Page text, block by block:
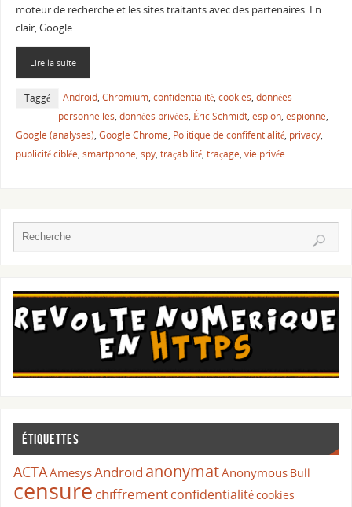
moteur de recherche et les sites traitants avec des partenaires. En
clair, Google …
Lire la suite
Taggé Android, Chromium, confidentialité, cookies, données
personnelles, données privées, Éric Schmidt, espion, espionne,
Google (analyses), Google Chrome, Politique de confifentialité, privacy,
publicité ciblée, smartphone, spy, traçabilité, traçage, vie privée
Étiquettes
ACTAAmesysAndroid anonymatAnonymous Bull
censure chiffrementconfidentialitécookies